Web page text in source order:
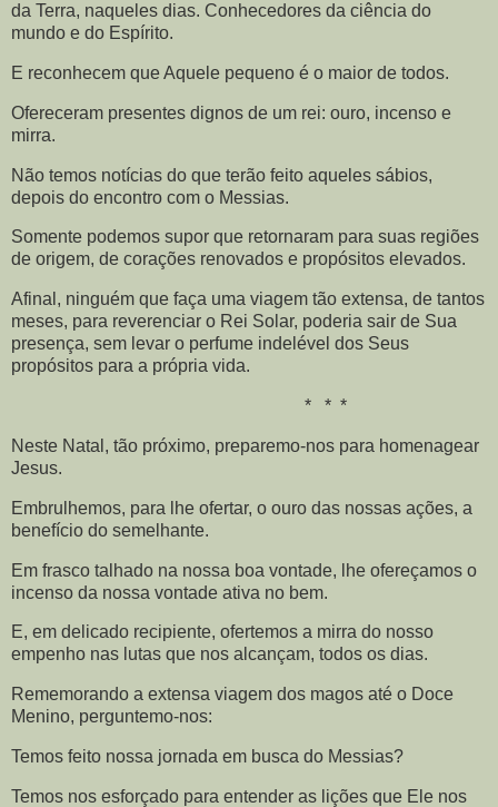
da Terra, naqueles dias. Conhecedores da ciência do
mundo e do Espírito.
E reconhecem que Aquele pequeno é o maior de todos.
Ofereceram presentes dignos de um rei: ouro, incenso e
mirra.
Não temos notícias do que terão feito aqueles sábios,
depois do encontro com o Messias.
Somente podemos supor que retornaram para suas regiões
de origem, de corações renovados e propósitos elevados.
Afinal, ninguém que faça uma viagem tão extensa, de tantos
meses, para reverenciar o Rei Solar, poderia sair de Sua
presença, sem levar o perfume indelével dos Seus
propósitos para a própria vida.
* * *
Neste Natal, tão próximo, preparemo-nos para homenagear
Jesus.
Embrulhemos, para lhe ofertar, o ouro das nossas ações, a
benefício do semelhante.
Em frasco talhado na nossa boa vontade, lhe ofereçamos o
incenso da nossa vontade ativa no bem.
E, em delicado recipiente, ofertemos a mirra do nosso
empenho nas lutas que nos alcançam, todos os dias.
Rememorando a extensa viagem dos magos até o Doce
Menino, perguntemo-nos:
Temos feito nossa jornada em busca do Messias?
Temos nos esforçado para entender as lições que Ele nos